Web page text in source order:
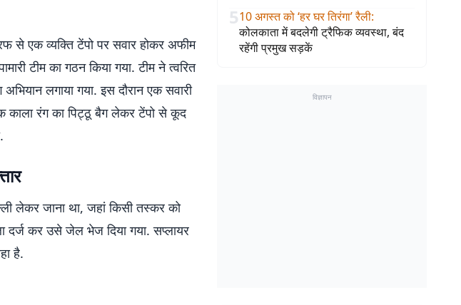
से एक व्यक्ति टेंपो पर सवार होकर अफीम
टीम का गठन किया गया. टीम ने त्वरित
लगाया गया. इस दौरान एक सवारी
काला रंग का पिट्ठू बैग लेकर टेंपो से कूद
लेकर जाना था, जहां किसी तस्कर को
दर्ज कर उसे जेल भेज दिया गया. सप्लायर
है.
510 अगस्त को ‘हर घर तिरंगा’ रैली:
कोलकाता में बदलेगी ट्रैफिक व्यवस्था, बंद
रहेंगी प्रमुख सड़कें
विज्ञापन